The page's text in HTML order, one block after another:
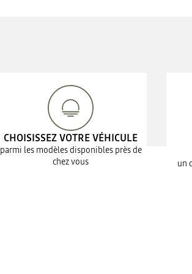
CHOISISSEZ VOTRE VÉHICULE
parmi les modèles disponibles près de
chez vous
un